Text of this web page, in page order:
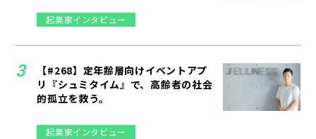
起業家インタビュー
【#268】定年齢層向けイベントアプ
リ『シュミタイム』で、高齢者の社会
的孤立を救う。
起業家インタビュー